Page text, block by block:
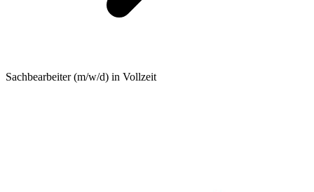
Sachbearbeiter (m/w/d) in Vollzeit